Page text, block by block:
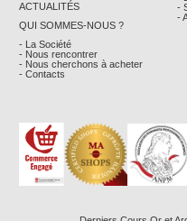
ACTUALITÉS
QUI SOMMES-NOUS ?
- La Société
- Nous rencontrer
- Nous cherchons à acheter
- Contacts
-
-